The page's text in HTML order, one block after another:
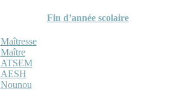
Fin d’année scolaire
Maîtresse
Maître
ATSEM
AESH
Nounou